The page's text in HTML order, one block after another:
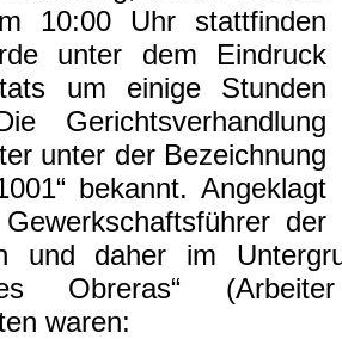
10:00 Uhr stattfinden
unter dem Eindruck
um einige Stunden
Gerichtsverhandlung
unter der Bezeichnung
bekannt. Angeklagt
der
und daher im
Obreras“
waren: